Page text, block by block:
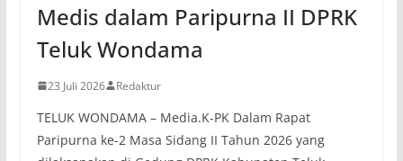
Medis dalam Paripurna II DPRK
Teluk Wondama
23 Juli 2026 Redaktur
TELUK WONDAMA – Media.K-PK Dalam Rapat
Paripurna ke-2 Masa Sidang II Tahun 2026 yang